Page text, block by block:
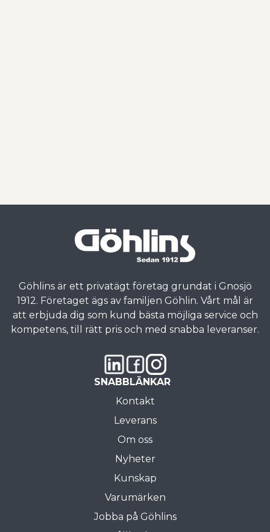
Göhlins är ett privatägt företag grundat i Gnosjö
1912. Företaget ägs av familjen Göhlin. Vårt mål är
att erbjuda dig som kund bästa möjliga service och
kompetens, till rätt pris och med snabba leveranser.
SNABBLÄNKAR
Kontakt
Leverans
Om oss
Nyheter
Kunskap
Varumärken
Jobba på Göhlins